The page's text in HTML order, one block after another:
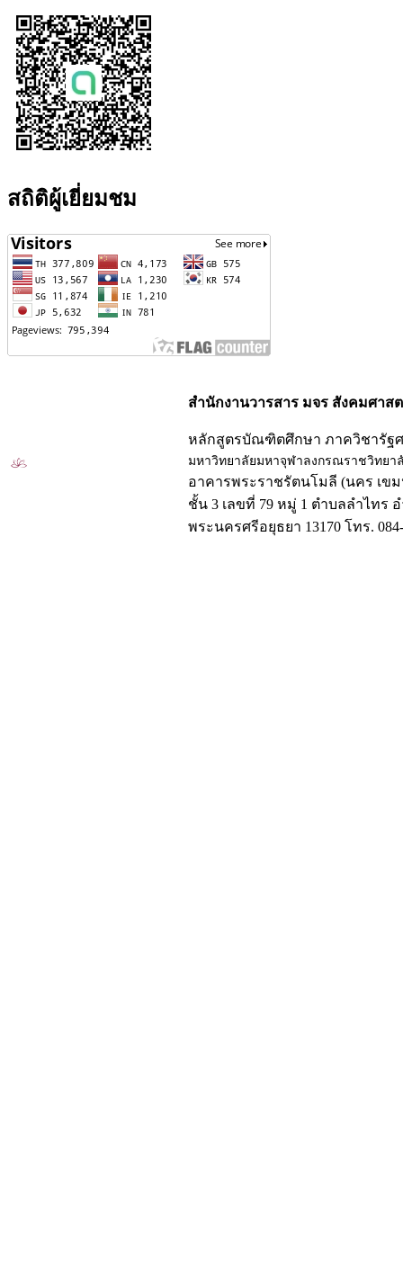
สถิติผู้เยี่ยมชม
สำนักงานวารสาร มจร สังคมศาส
หลักสูตรบัณฑิตศึกษา ภาควิชารัฐ
มหาวิทยาลัยมหาจุฬาลงกรณราชวิทยา
อาคารพระราชรัตนโมลี (นคร เข
ชั้น 3 เลขที่ 79 หมู่ 1 ตำบลลำไทร
พระนครศรีอยุธยา 13170 โทร. 084-